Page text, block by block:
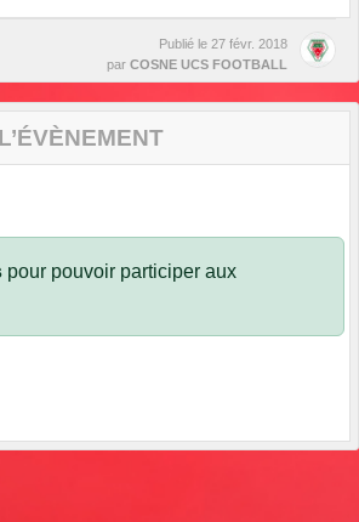
Publié le 27 févr. 2018
par COSNE UCS FOOTBALL
pour pouvoir participer aux